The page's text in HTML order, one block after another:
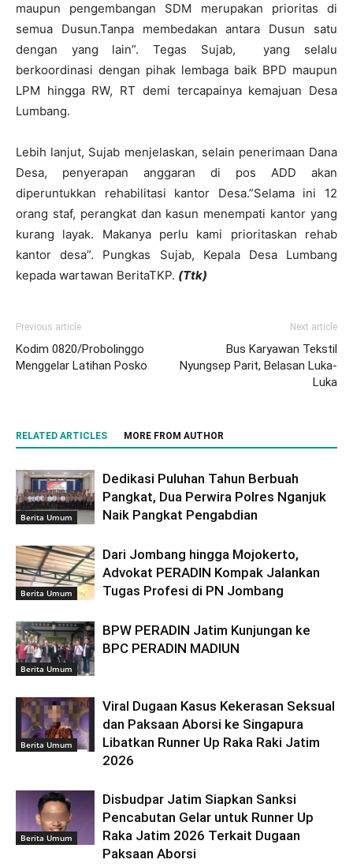
maupun pengembangan SDM merupakan prioritas di
semua Dusun.Tanpa membedakan antara Dusun satu
dengan yang lain”. Tegas Sujab, yang selalu
berkoordinasi dengan pihak lembaga baik BPD maupun
LPM hingga RW, RT demi tercapainya kemajuan Desa
Lumbang.
Lebih lanjut, Sujab menjelaskan, selain penerimaan Dana
Desa, penyerapan anggaran di pos ADD akan
diperuntukkan rehabilitasi kantor Desa.”Selama ini 12
orang staf, perangkat dan kasun menempati kantor yang
kurang layak. Makanya perlu kami prioritaskan rehab
kantor desa”. Pungkas Sujab, Kepala Desa Lumbang
kepada wartawan BeritaTKP. (Ttk)
Previous article
Kodim 0820/Probolinggo
Menggelar Latihan Posko
Next article
Bus Karyawan Tekstil
Nyungsep Parit, Belasan Luka-
Luka
RELATED ARTICLES MORE FROM AUTHOR
Berita Umum
Dedikasi Puluhan Tahun Berbuah
Pangkat, Dua Perwira Polres Nganjuk
Naik Pangkat Pengabdian
Berita Umum
Dari Jombang hingga Mojokerto,
Advokat PERADIN Kompak Jalankan
Tugas Profesi di PN Jombang
Berita Umum
BPW PERADIN Jatim Kunjungan ke
BPC PERADIN MADIUN
Berita Umum
Viral Dugaan Kasus Kekerasan Seksual
dan Paksaan Aborsi ke Singapura
Libatkan Runner Up Raka Raki Jatim
2026
Berita Umum
Disbudpar Jatim Siapkan Sanksi
Pencabutan Gelar untuk Runner Up
Raka Jatim 2026 Terkait Dugaan
Paksaan Aborsi